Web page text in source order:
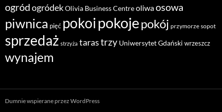
ogródogródekOlivia Business Centreoliwaosowa
piwnica pięć pokoipokojepokój przymorze sopot
sprzedaż strzyża tarastrzy Uniwersytet Gdański wrzeszcz
wynajem
Dumnie wspierane przez WordPress